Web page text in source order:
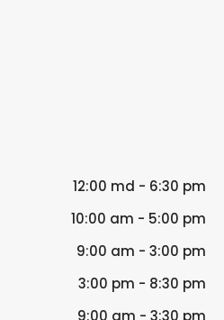
12:00 md - 6:30 pm
10:00 am - 5:00 pm
9:00 am - 3:00 pm
3:00 pm - 8:30 pm
9:00 am - 3:30 pm